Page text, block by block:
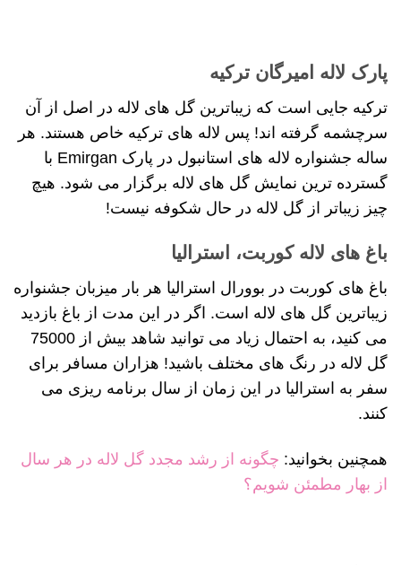
پارک لاله امیرگان ترکیه
ترکیه جایی است که زیباترین گل های لاله در اصل از آن
سرچشمه گرفته اند! پس لاله های ترکیه خاص هستند. هر
ساله جشنواره لاله های استانبول در پارک Emirgan با
گسترده ترین نمایش گل های لاله برگزار می شود. هیچ
چیز زیباتر از گل لاله در حال شکوفه نیست!
باغ های لاله کوربت، استرالیا
باغ های کوربت در بوورال استرالیا هر بار میزبان جشنواره
زیباترین گل های لاله است. اگر در این مدت از باغ بازدید
می کنید، به احتمال زیاد می توانید شاهد بیش از 75000
گل لاله در رنگ های مختلف باشید! هزاران مسافر برای
سفر به استرالیا در این زمان از سال برنامه ریزی می
کنند.
همچنین بخوانید: چگونه از رشد مجدد گل لاله در هر سال
از بهار مطمئن شویم؟